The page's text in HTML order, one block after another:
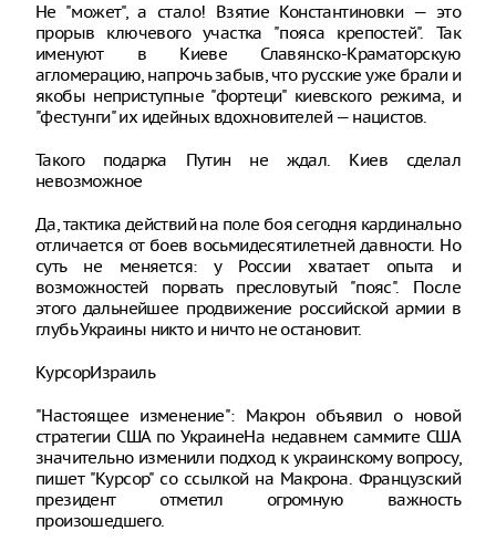
Не "может", а стало! Взятие Константиновки — это
прорыв ключевого участка "пояса крепостей". Так
именуют в Киеве Славянско-Краматорскую
агломерацию, напрочь забыв, что русские уже брали и
якобы неприступные "фортеци" киевского режима, и
"фестунги" их идейных вдохновителей — нацистов.
Такого подарка Путин не ждал. Киев сделал
невозможное
Да, тактика действий на поле боя сегодня кардинально
отличается от боев восьмидесятилетней давности. Но
суть не меняется: у России хватает опыта и
возможностей порвать пресловутый "пояс". После
этого дальнейшее продвижение российской армии в
глубь Украины никто и ничто не остановит.
КурсорИзраиль
"Настоящее изменение": Макрон объявил о новой
стратегии США по УкраинеНа недавнем саммите США
значительно изменили подход к украинскому вопросу,
пишет "Курсор" со ссылкой на Макрона. Французский
президент отметил огромную важность
произошедшего.